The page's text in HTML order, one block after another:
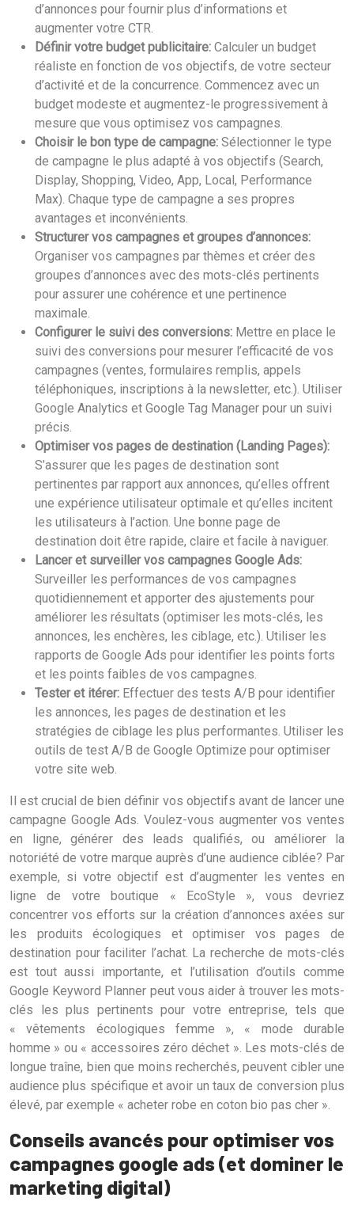
d’annonces pour fournir plus d’informations et
augmenter votre CTR.
Définir votre budget publicitaire: Calculer un budget
réaliste en fonction de vos objectifs, de votre secteur
d’activité et de la concurrence. Commencez avec un
budget modeste et augmentez-le progressivement à
mesure que vous optimisez vos campagnes.
Choisir le bon type de campagne: Sélectionner le type
de campagne le plus adapté à vos objectifs (Search,
Display, Shopping, Video, App, Local, Performance
Max). Chaque type de campagne a ses propres
avantages et inconvénients.
Structurer vos campagnes et groupes d’annonces:
Organiser vos campagnes par thèmes et créer des
groupes d’annonces avec des mots-clés pertinents
pour assurer une cohérence et une pertinence
maximale.
Configurer le suivi des conversions: Mettre en place le
suivi des conversions pour mesurer l’efficacité de vos
campagnes (ventes, formulaires remplis, appels
téléphoniques, inscriptions à la newsletter, etc.). Utiliser
Google Analytics et Google Tag Manager pour un suivi
précis.
Optimiser vos pages de destination (Landing Pages):
S’assurer que les pages de destination sont
pertinentes par rapport aux annonces, qu’elles offrent
une expérience utilisateur optimale et qu’elles incitent
les utilisateurs à l’action. Une bonne page de
destination doit être rapide, claire et facile à naviguer.
Lancer et surveiller vos campagnes Google Ads:
Surveiller les performances de vos campagnes
quotidiennement et apporter des ajustements pour
améliorer les résultats (optimiser les mots-clés, les
annonces, les enchères, les ciblage, etc.). Utiliser les
rapports de Google Ads pour identifier les points forts
et les points faibles de vos campagnes.
Tester et itérer: Effectuer des tests A/B pour identifier
les annonces, les pages de destination et les
stratégies de ciblage les plus performantes. Utiliser les
outils de test A/B de Google Optimize pour optimiser
votre site web.
Il est crucial de bien définir vos objectifs avant de lancer une
campagne Google Ads. Voulez-vous augmenter vos ventes
en ligne, générer des leads qualifiés, ou améliorer la
notoriété de votre marque auprès d’une audience ciblée? Par
exemple, si votre objectif est d’augmenter les ventes en
ligne de votre boutique « EcoStyle », vous devriez
concentrer vos efforts sur la création d’annonces axées sur
les produits écologiques et optimiser vos pages de
destination pour faciliter l’achat. La recherche de mots-clés
est tout aussi importante, et l’utilisation d’outils comme
Google Keyword Planner peut vous aider à trouver les mots-
clés les plus pertinents pour votre entreprise, tels que
« vêtements écologiques femme », « mode durable
homme » ou « accessoires zéro déchet ». Les mots-clés de
longue traîne, bien que moins recherchés, peuvent cibler une
audience plus spécifique et avoir un taux de conversion plus
élevé, par exemple « acheter robe en coton bio pas cher ».
Conseils avancés pour optimiser vos
campagnes google ads (et dominer le
marketing digital)